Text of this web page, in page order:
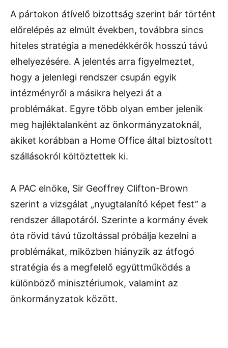
A pártokon átívelő bizottság szerint bár történt
előrelépés az elmúlt években, továbbra sincs
hiteles stratégia a menedékkérők hosszú távú
elhelyezésére. A jelentés arra figyelmeztet,
hogy a jelenlegi rendszer csupán egyik
intézményről a másikra helyezi át a
problémákat. Egyre több olyan ember jelenik
meg hajléktalanként az önkormányzatoknál,
akiket korábban a Home Office által biztosított
szállásokról költöztettek ki.
A PAC elnöke, Sir Geoffrey Clifton-Brown
szerint a vizsgálat „nyugtalanító képet fest” a
rendszer állapotáról. Szerinte a kormány évek
óta rövid távú tűzoltással próbálja kezelni a
problémákat, miközben hiányzik az átfogó
stratégia és a megfelelő együttműködés a
különböző minisztériumok, valamint az
önkormányzatok között.